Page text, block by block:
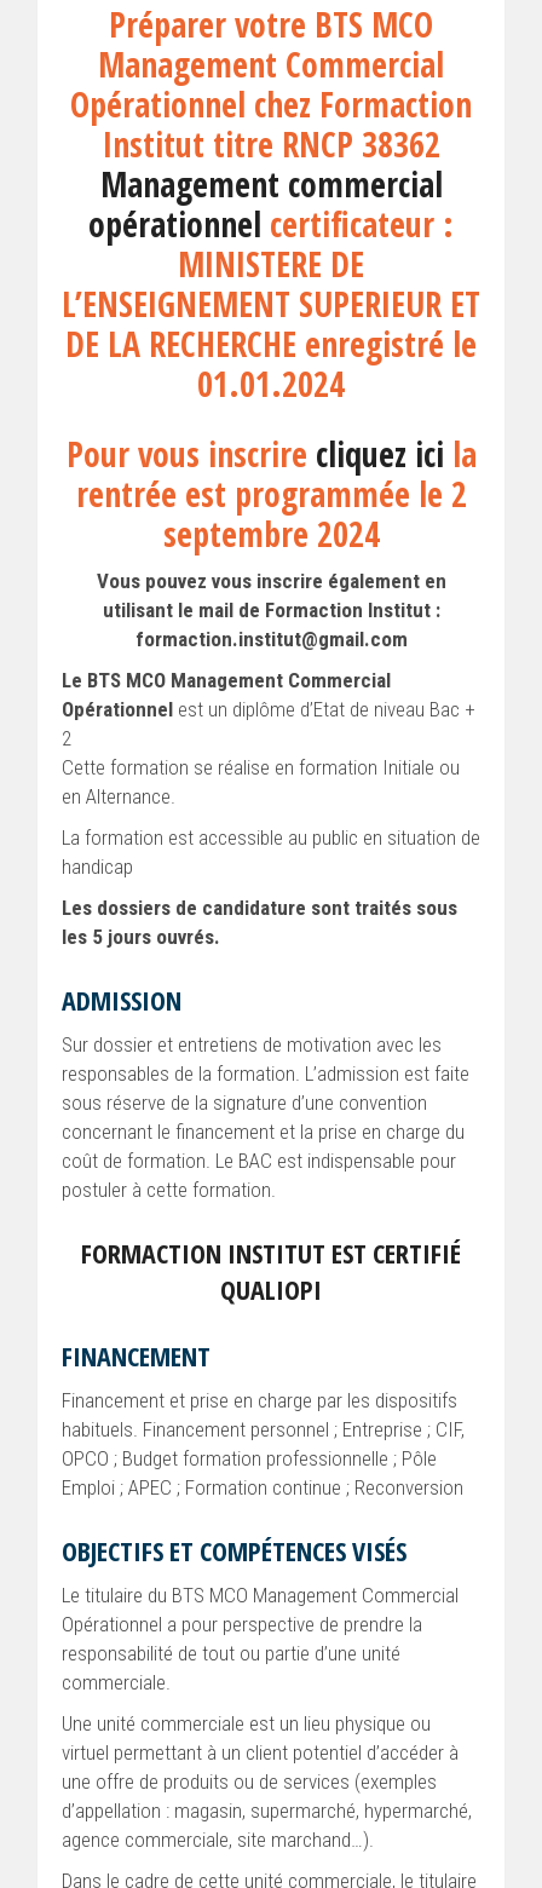
Préparer votre BTS MCO
Management Commercial
Opérationnel chez Formaction
Institut titre RNCP 38362
Management commercial
opérationnel certificateur :
MINISTERE DE
L’ENSEIGNEMENT SUPERIEUR ET
DE LA RECHERCHE enregistré le
01.01.2024
Pour vous inscrire cliquez ici la
rentrée est programmée le 2
septembre 2024
Vous pouvez vous inscrire également en
utilisant le mail de Formaction Institut :
formaction.institut@gmail.com
Le BTS MCO Management Commercial
Opérationnel est un diplôme d’Etat de niveau Bac +
2
Cette formation se réalise en formation Initiale ou
en Alternance.
La formation est accessible au public en situation de
handicap
Les dossiers de candidature sont traités sous
les 5 jours ouvrés.
ADMISSION
Sur dossier et entretiens de motivation avec les
responsables de la formation. L’admission est faite
sous réserve de la signature d’une convention
concernant le financement et la prise en charge du
coût de formation. Le BAC est indispensable pour
postuler à cette formation.
FORMACTION INSTITUT EST CERTIFIÉ
QUALIOPI
FINANCEMENT
Financement et prise en charge par les dispositifs
habituels. Financement personnel ; Entreprise ; CIF,
OPCO ; Budget formation professionnelle ; Pôle
Emploi ; APEC ; Formation continue ; Reconversion
OBJECTIFS ET COMPÉTENCES VISÉS
Le titulaire du BTS MCO Management Commercial
Opérationnel a pour perspective de prendre la
responsabilité de tout ou partie d’une unité
commerciale.
Une unité commerciale est un lieu physique ou
virtuel permettant à un client potentiel d’accéder à
une offre de produits ou de services (exemples
d’appellation : magasin, supermarché, hypermarché,
agence commerciale, site marchand…).
Dans le cadre de cette unité commerciale, le titulaire